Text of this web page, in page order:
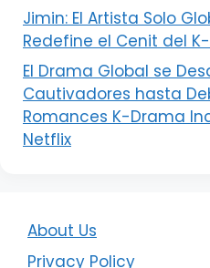
Jimin: El Artista Solo
Redefine el Cenit del
El Drama Global se
Cautivadores hasta
Romances K-Drama
Netflix
About Us
Privacy Policy